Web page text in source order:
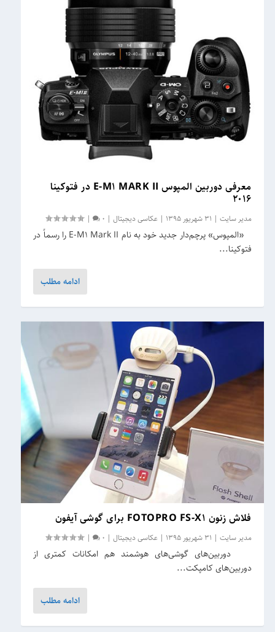
معرفی دوربین المپوس E-M۱ MARK II در فتوکینا
۲۰۱۶
مدیر سایت | 31 شهریور 1395 |عکاسی دیجیتال |
0
|
«المپوس» پرچم‌دار جدید خود به نام E-M1 Mark II را رسماً در
فتوکینا...
ادامه مطلب
فلاش زنون FOTOPRO FS-X۱ برای گوشی آیفون
مدیر سایت | 31 شهریور 1395 |عکاسی دیجیتال |
0
|
دوربین‌های گوشی‌های هوشمند هم امکانات کمتری از
دوربین‌های کامپکت...
ادامه مطلب